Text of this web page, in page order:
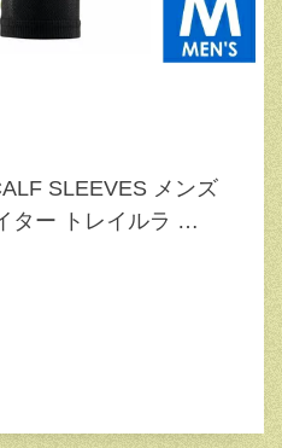
SLEEVES メンズ
ター トレイルラ …